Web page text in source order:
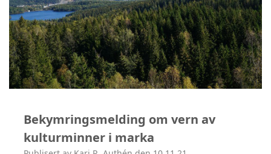
Bekymringsmelding om vern av
kulturminner i marka